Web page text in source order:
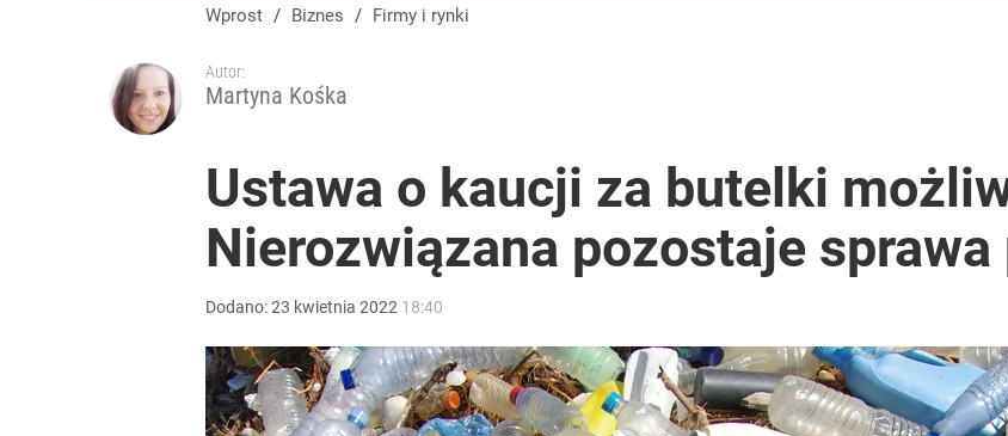
Wprost / Biznes / Firmy i rynki
Autor:
Martyna Kośka
Ustawa o kaucji za butelki
Nierozwiązana pozostaje sprawa
Dodano:23 kwietnia 2022 18:40